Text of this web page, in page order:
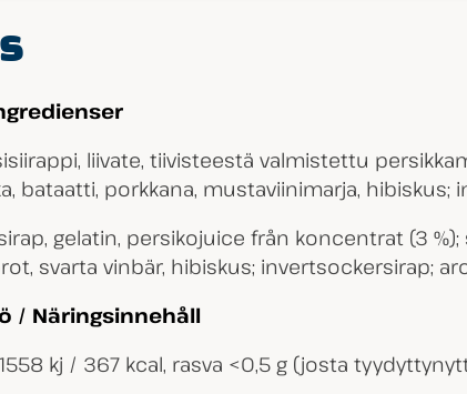
liivate, tiivisteestä valmistettu
bataatti, porkkana, mustaviinimarja,
gelatin, persikojuice från koncentrat (3
svarta vinbär, hibiskus; invertsockersirap;
/ Näringsinnehåll
kj / 367 kcal, rasva <0,5 g (josta